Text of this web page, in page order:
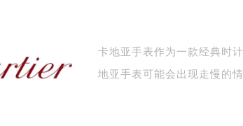
卡地亚手表作为一款经典时
地亚手表可能会出现走慢的